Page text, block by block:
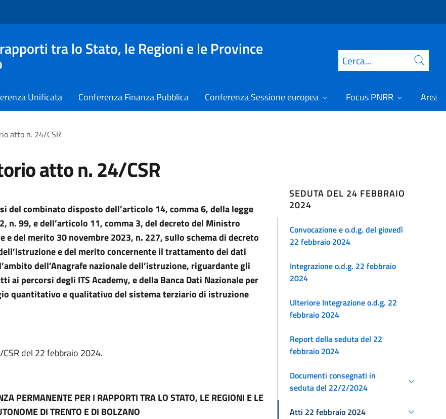
tra lo Stato, le Regioni e le Province
Cerca
Unificata Conferenza Finanza Pubblica Conferenza Sessione europea Focus PNRR Area
atto n. 24/CSR
atto n. 24/CSR
del combinato disposto dell’articolo 14, comma 6, della legge
n. 99, e dell’articolo 11, comma 3, del decreto del Ministro
e del merito 30 novembre 2023, n. 227, sullo schema di decreto
e del merito concernente il trattamento dei dati
dell’Anagrafe nazionale dell’istruzione, riguardante gli
ai percorsi degli ITS Academy, e della Banca Dati Nazionale per
quantitativo e qualitativo del sistema terziario di istruzione
del 22 febbraio 2024.
PERMANENTE PER I RAPPORTI TRA LO STATO, LE REGIONI E LE
DI TRENTO E DI BOLZANO
SEDUTA DEL 24 FEBBRAIO
2024
Convocazione e o.d.g. del giovedì
22 febbraio 2024
Integrazione o.d.g. 22 febbraio
2024
Ulteriore Integrazione o.d.g. 22
febbraio 2024
Report della seduta del 22
febbraio 2024
Documenti consegnati in
seduta del 22/2/2024
Atti 22 febbraio 2024